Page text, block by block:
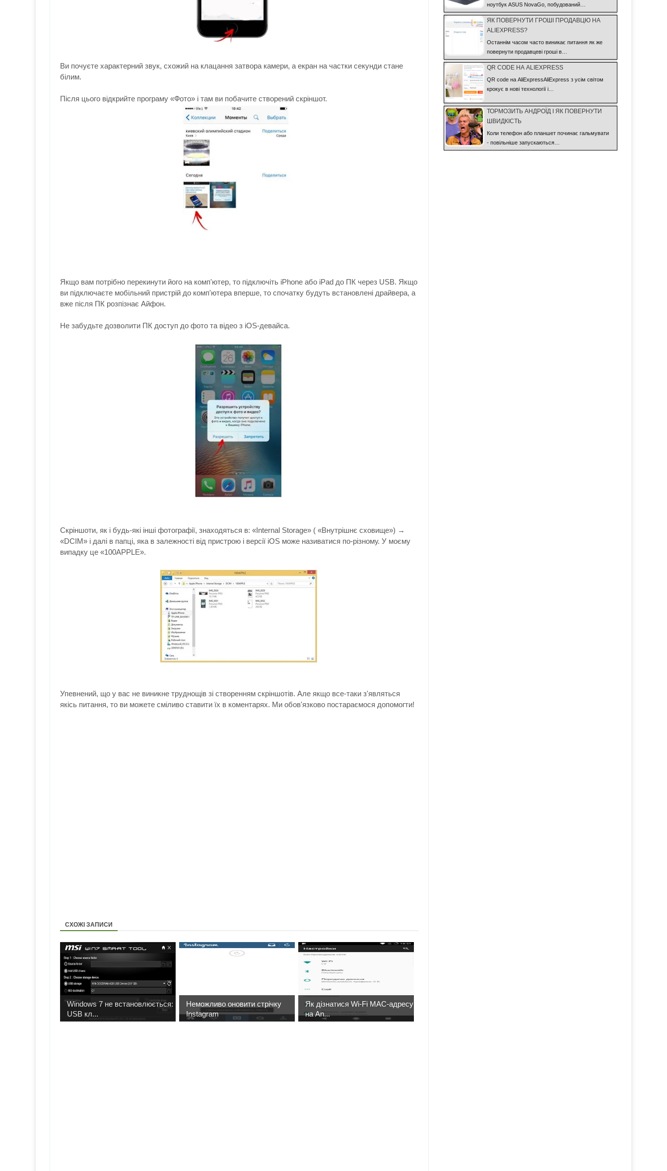
Ви почуєте характерний звук, схожий на клацання затвора камери, а екран на частки секунди стане
білим.
Після цього відкрийте програму «Фото» і там ви побачите створений скріншот.
Якщо вам потрібно перекинути його на комп'ютер, то підключіть iPhone або iPad до ПК через USB. Якщо
ви підключаєте мобільний пристрій до комп'ютера вперше, то спочатку будуть встановлені драйвера, а
вже після ПК розпізнає Айфон.
Не забудьте дозволити ПК доступ до фото та відео з iOS-девайса.
Скріншоти, як і будь-які інші фотографії, знаходяться в: «Internal Storage» ( «Внутрішнє сховище») →
«DCIM» і далі в папці, яка в залежності від пристрою і версії iOS може називатися по-різному. У моєму
випадку це «100APPLE».
Упевнений, що у вас не виникне труднощів зі створенням скріншотів. Але якщо все-таки з'являться
якісь питання, то ви можете сміливо ставити їх в коментарях. Ми обов'язково постараємося допомогти!
СХОЖІ ЗАПИСИ
Windows 7 не встановлюється:
USB кл...
Неможливо оновити стрічку
Instagram
Як дізнатися Wi-Fi MAC-адресу
на An...
ноутбук ASUS NovaGo, побудований…
ЯК ПОВЕРНУТИ ГРОШІ ПРОДАВЦЮ НА
ALIEXPRESS?
Останнім часом часто виникає питання як же
повернути продавцеві гроші в…
QR CODE НА ALIEXPRESS
QR code на AliExpressAliExpress з усім світом
крокує в нові технології і…
ТОРМОЗИТЬ АНДРОЇД І ЯК ПОВЕРНУТИ
ШВИДКІСТЬ
Коли телефон або планшет починає гальмувати
- повільніше запускаються…